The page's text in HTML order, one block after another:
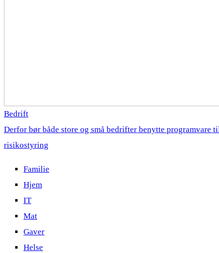
Bedrift
Derfor bør både store og små bedrifter benytte programvare
risikostyring
Familie
Hjem
IT
Mat
Gaver
Helse